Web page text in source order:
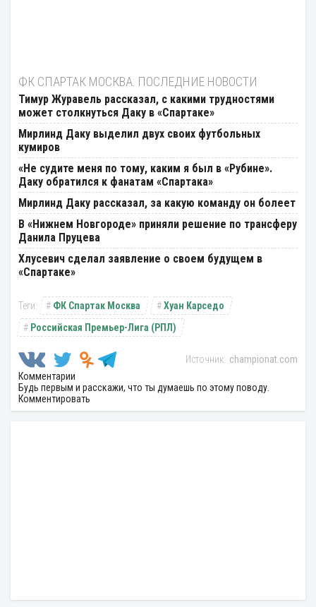
ФК СПАРТАК МОСКВА: ПОСЛЕДНИЕ НОВОСТИ
Тимур Журавель рассказал, с какими трудностями
может столкнуться Даку в «Спартаке»
Мирлинд Даку выделил двух своих футбольных
кумиров
«Не судите меня по тому, каким я был в «Рубине».
Даку обратился к фанатам «Спартака»
Мирлинд Даку рассказал, за какую команду он болеет
В «Нижнем Новгороде» приняли решение по трансферу
Данила Пруцева
Хлусевич сделал заявление о своем будущем в
«Спартаке»
ФК Спартак Москва
Хуан Карседо
Российская Премьер-Лига (РПЛ)
championat.com
Комментарии
Будь первым и расскажи, что ты думаешь по этому поводу.
Комментировать